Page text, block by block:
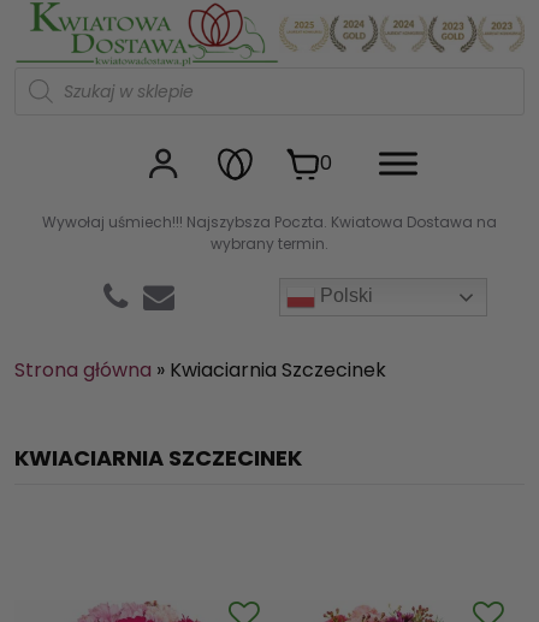
Wywołaj uśmiech!!! Najszybsza Poczta. Kwiatowa Dostawa na
wybrany termin.
Polski
Kwiaciarnia internetowa
W
d
u
w
0
Strona główna » Kwiaciarnia Szczecinek
KWIACIARNIA SZCZECINEK